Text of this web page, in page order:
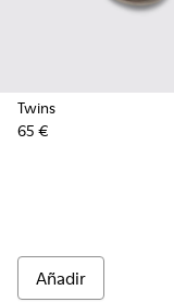
Twins
65 €
Añadir